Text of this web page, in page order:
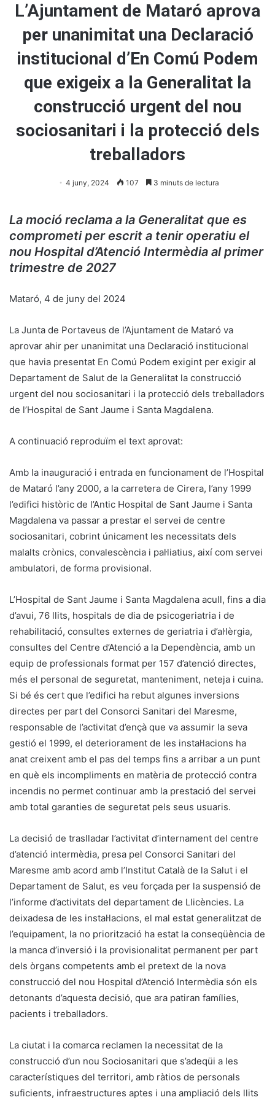
L’Ajuntament de Mataró aprova
per unanimitat una Declaració
institucional d’En Comú Podem
que exigeix a la Generalitat la
construcció urgent del nou
sociosanitari i la protecció dels
treballadors
4 juny, 2024 107 3 minuts de lectura
La moció reclama a la Generalitat que es
comprometi per escrit a tenir operatiu el
nou Hospital d’Atenció Intermèdia al primer
trimestre de 2027
Mataró, 4 de juny del 2024
La Junta de Portaveus de l’Ajuntament de Mataró va
aprovar ahir per unanimitat una Declaració institucional
que havia presentat En Comú Podem exigint per exigir al
Departament de Salut de la Generalitat la construcció
urgent del nou sociosanitari i la protecció dels treballadors
de l’Hospital de Sant Jaume i Santa Magdalena.
A continuació reproduïm el text aprovat:
Amb la inauguració i entrada en funcionament de l’Hospital
de Mataró l’any 2000, a la carretera de Cirera, l’any 1999
l’edifici històric de l’Antic Hospital de Sant Jaume i Santa
Magdalena va passar a prestar el servei de centre
sociosanitari, cobrint únicament les necessitats dels
malalts crònics, convalescència i pal·liatius, així com servei
ambulatori, de forma provisional.
L’Hospital de Sant Jaume i Santa Magdalena acull, fins a dia
d’avui, 76 llits, hospitals de dia de psicogeriatria i de
rehabilitació, consultes externes de geriatria i d’al·lèrgia,
consultes del Centre d’Atenció a la Dependència, amb un
equip de professionals format per 157 d’atenció directes,
més el personal de seguretat, manteniment, neteja i cuina.
Si bé és cert que l’edifici ha rebut algunes inversions
directes per part del Consorci Sanitari del Maresme,
responsable de l’activitat d’ençà que va assumir la seva
gestió el 1999, el deteriorament de les instal·lacions ha
anat creixent amb el pas del temps fins a arribar a un punt
en què els incompliments en matèria de protecció contra
incendis no permet continuar amb la prestació del servei
amb total garanties de seguretat pels seus usuaris.
La decisió de traslladar l’activitat d’internament del centre
d’atenció intermèdia, presa pel Consorci Sanitari del
Maresme amb acord amb l’Institut Català de la Salut i el
Departament de Salut, es veu forçada per la suspensió de
l’informe d’activitats del departament de Llicències. La
deixadesa de les instal·lacions, el mal estat generalitzat de
l’equipament, la no priorització ha estat la conseqüència de
la manca d’inversió i la provisionalitat permanent per part
dels òrgans competents amb el pretext de la nova
construcció del nou Hospital d’Atenció Intermèdia són els
detonants d’aquesta decisió, que ara patiran famílies,
pacients i treballadors.
La ciutat i la comarca reclamen la necessitat de la
construcció d’un nou Sociosanitari que s’adeqüi a les
característiques del territori, amb ràtios de personals
suficients, infraestructures aptes i una ampliació dels llits